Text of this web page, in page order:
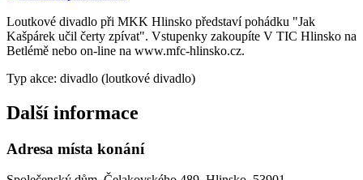
Loutkové divadlo při MKK Hlinsko představí pohádku "Jak
Kašpárek učil čerty zpívat". Vstupenky zakoupíte V TIC Hlinsko na
Betlémě nebo on-line na www.mfc-hlinsko.cz.
Typ akce: divadlo (loutkové divadlo)
Další informace
Adresa místa konání